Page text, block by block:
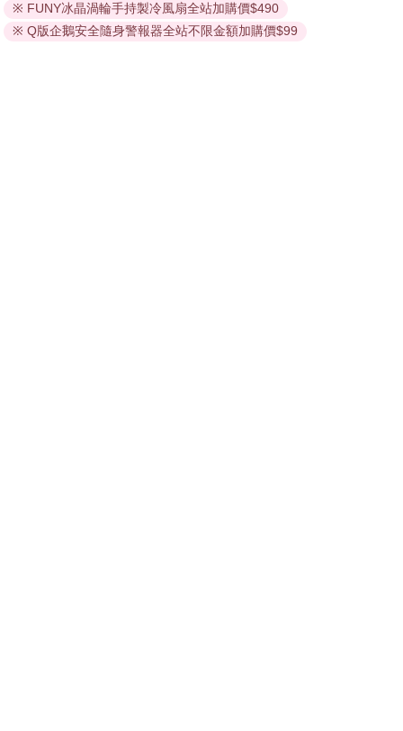
的閱讀軟體開啟閱讀，無法以其他閱讀器或直接下載檔案。
依據「消費者保護法」第19條及行政院消費者保護處公告之
※ FUNY冰晶渦輪手持製冷風扇全站加購價$490
※ Q版企鵝安全隨身警報器全站不限金額加購價$99